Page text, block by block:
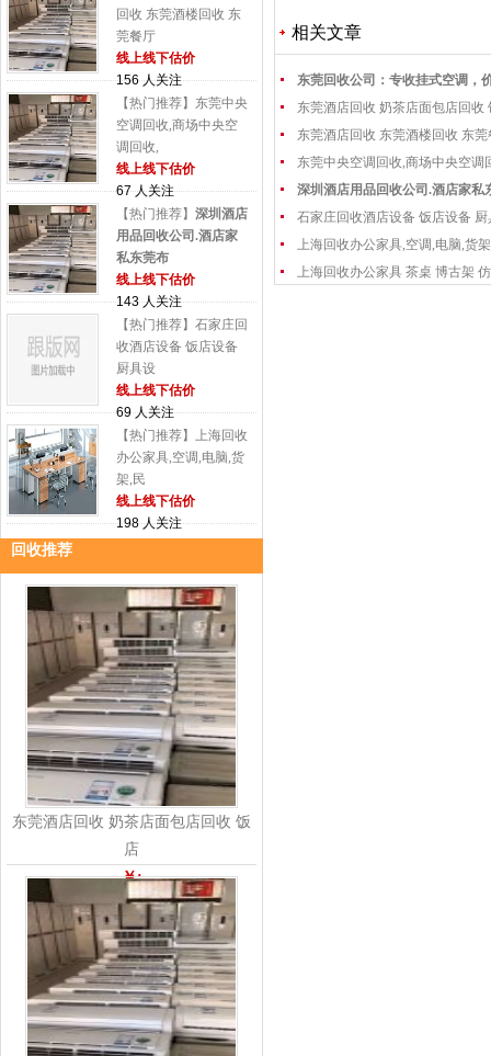
回收 东莞酒楼回收 东
莞餐厅
线上线下估价
156 人关注
【热门推荐】东莞中央
空调回收,商场中央空
调回收,
线上线下估价
67 人关注
【热门推荐】 深圳酒店
用品回收公司.酒店家
私东莞布
线上线下估价
143 人关注
【热门推荐】石家庄回
收酒店设备 饭店设备
厨具设
线上线下估价
69 人关注
【热门推荐】上海回收
办公家具,空调,电脑,货
架,民
线上线下估价
198 人关注
回收推荐
东莞酒店回收 奶茶店面包店回收 饭
店
￥:
相关文章
东莞回收公司：专收挂式空调，
东莞酒店回收 奶茶店面包店回收
东莞酒店回收 东莞酒楼回收 东
东莞中央空调回收,商场中央空调
深圳酒店用品回收公司.酒店家私
石家庄回收酒店设备 饭店设备 厨
上海回收办公家具,空调,电脑,货
上海回收办公家具 茶桌 博古架